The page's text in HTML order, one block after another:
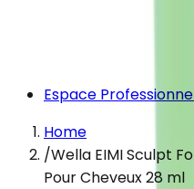
Espace
Home
/Wella EIMI Sculpt
Pour Cheveux 28 ml